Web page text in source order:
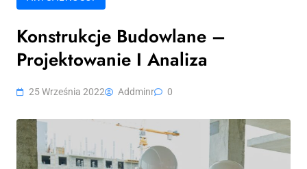
Konstrukcje Budowlane –
Projektowanie I Analiza
25 Września 2022 Addminr 0